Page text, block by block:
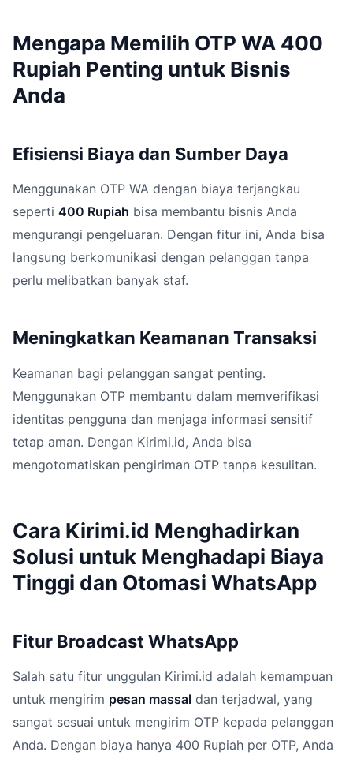
Mengapa Memilih OTP WA 400
Rupiah Penting untuk Bisnis
Anda
Efisiensi Biaya dan Sumber Daya
Menggunakan OTP WA dengan biaya terjangkau
seperti 400 Rupiah bisa membantu bisnis Anda
mengurangi pengeluaran. Dengan fitur ini, Anda bisa
langsung berkomunikasi dengan pelanggan tanpa
perlu melibatkan banyak staf.
Meningkatkan Keamanan Transaksi
Keamanan bagi pelanggan sangat penting.
Menggunakan OTP membantu dalam memverifikasi
identitas pengguna dan menjaga informasi sensitif
tetap aman. Dengan Kirimi.id, Anda bisa
mengotomatiskan pengiriman OTP tanpa kesulitan.
Cara Kirimi.id Menghadirkan
Solusi untuk Menghadapi Biaya
Tinggi dan Otomasi WhatsApp
Fitur Broadcast WhatsApp
Salah satu fitur unggulan Kirimi.id adalah kemampuan
untuk mengirim pesan massal dan terjadwal, yang
sangat sesuai untuk mengirim OTP kepada pelanggan
Anda. Dengan biaya hanya 400 Rupiah per OTP, Anda